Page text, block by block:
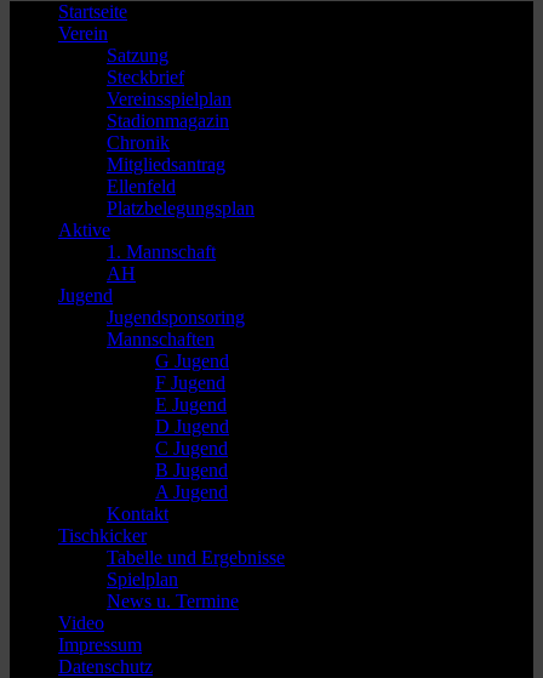
Startseite
Verein
Satzung
Steckbrief
Vereinsspielplan
Stadionmagazin
Chronik
Mitgliedsantrag
Ellenfeld
Platzbelegungsplan
Aktive
1. Mannschaft
AH
Jugend
Jugendsponsoring
Mannschaften
G Jugend
F Jugend
E Jugend
D Jugend
C Jugend
B Jugend
A Jugend
Kontakt
Tischkicker
Tabelle und Ergebnisse
Spielplan
News u. Termine
Video
Impressum
Datenschutz